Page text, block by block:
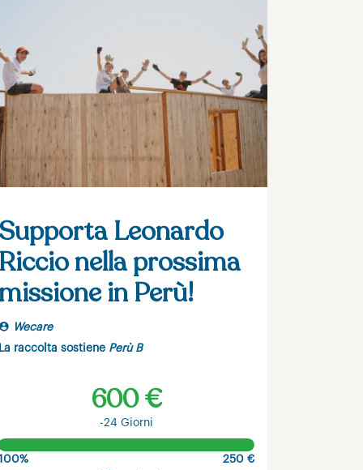
Supporta Leonardo
Riccio nella prossima
missione in Perù!
Wecare
La raccolta sostiene Perù B
600 €
-24 Giorni
250 €